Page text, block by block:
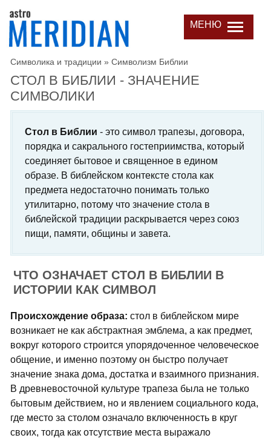
МЕНЮ
Символика и традиции » Символизм Библии
СТОЛ В БИБЛИИ - ЗНАЧЕНИЕ
СИМВОЛИКИ
Стол в Библии - это символ трапезы, договора,
порядка и сакрального гостеприимства, который
соединяет бытовое и священное в едином
образе. В библейском контексте стола как
предмета недостаточно понимать только
утилитарно, потому что значение стола в
библейской традиции раскрывается через союз
пищи, памяти, общины и завета.
ЧТО ОЗНАЧАЕТ СТОЛ В БИБЛИИ В
ИСТОРИИ КАК СИМВОЛ
Происхождение образа: стол в библейском мире
возникает не как абстрактная эмблема, а как предмет,
вокруг которого строится упорядоченное человеческое
общение, и именно поэтому он быстро получает
значение знака дома, достатка и взаимного признания.
В древневосточной культуре трапеза была не только
бытовым действием, но и явлением социального кода,
где место за столом означало включенность в круг
своих, тогда как отсутствие места выражало